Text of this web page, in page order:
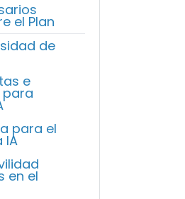
el Plan
de
e
para el
IA
en el